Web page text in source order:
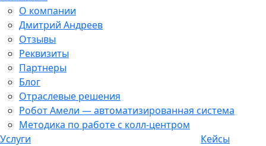
О компании
Дмитрий Андреев
Отзывы
Реквизиты
Партнеры
Блог
Отраслевые решения
Робот Амели — автоматизированная система
Методика по работе с колл-центром
Услуги
Кейсы